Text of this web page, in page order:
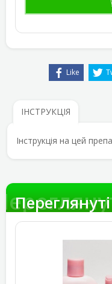
Like
ІНСТРУКЦІЯ
Інструкція на цей